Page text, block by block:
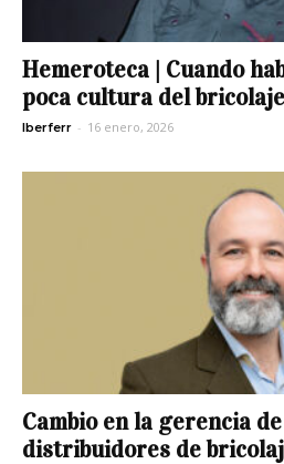
Hemeroteca | Cuando
poca cultura del bricolaje
Iberferr - 16 enero, 2026
Cambio en la gerencia
distribuidores de